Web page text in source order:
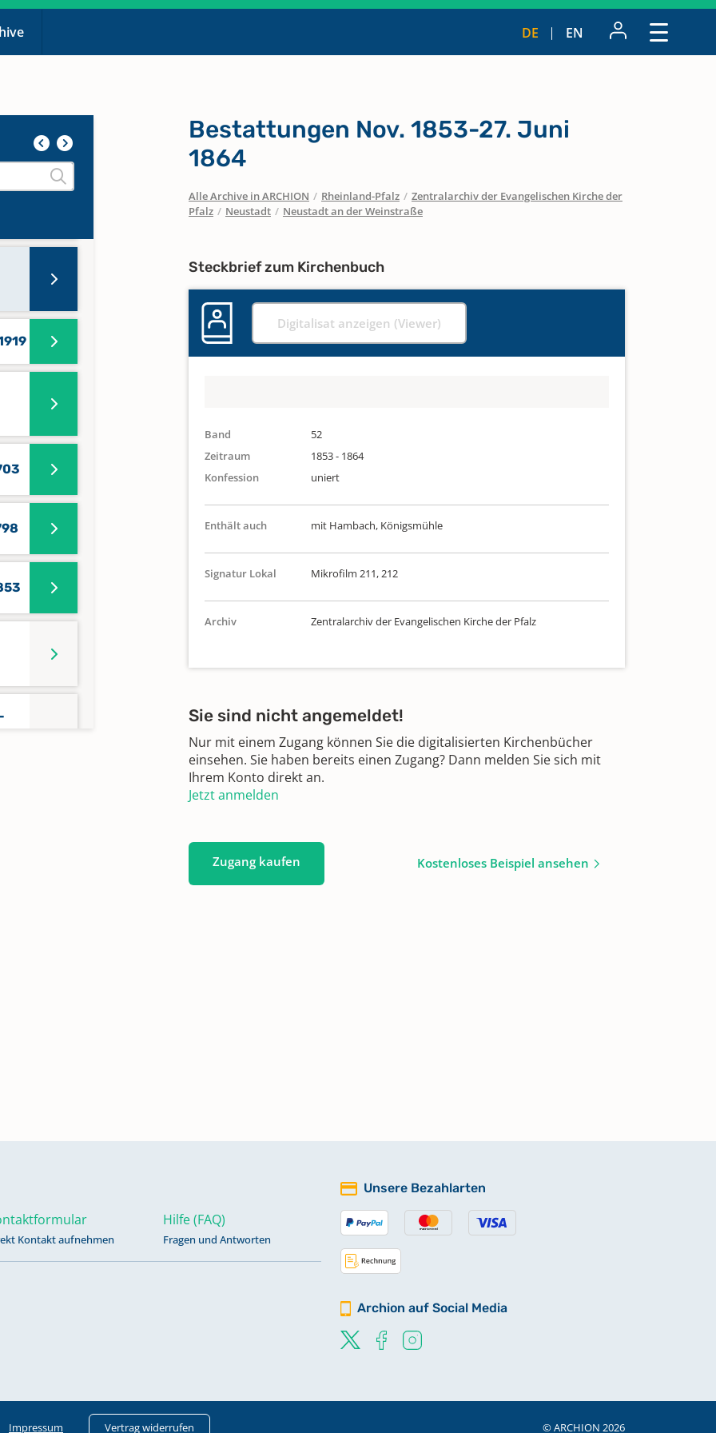
DE EN
Bestattungen Nov. 1853-27. Juni
1864
Alle Archive in ARCHION / Rheinland-Pfalz / Zentralarchiv der Evangelischen Kirche der
Pfalz / Neustadt / Neustadt an der Weinstraße
Steckbrief zum Kirchenbuch
Digitalisat anzeigen (Viewer)
Band
52
Zeitraum
1853 - 1864
Konfession
uniert
Enthält auch mit Hambach, Königsmühle
Signatur Lokal Mikrofilm 211, 212
Archiv Zentralarchiv der Evangelischen Kirche der Pfalz
Sie sind nicht angemeldet!
Nur mit einem Zugang können Sie die digitalisierten Kirchenbücher
einsehen. Sie haben bereits einen Zugang? Dann melden Sie sich mit
Ihrem Konto direkt an.
Jetzt anmelden
Zugang kaufen Kostenloses Beispiel ansehen
Kontakt aufnehmen
Hilfe (FAQ)
Fragen und Antworten
Unsere Bezahlarten
Archion auf Social Media
Impressum Vertrag widerrufen © ARCHION 2026